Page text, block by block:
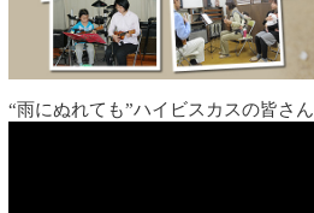
“雨にぬれても”ハイビスカスの皆さん